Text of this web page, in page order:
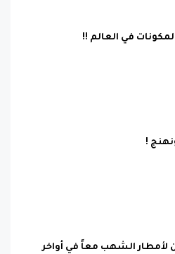
في العالم !!
!
الشهب معاً في أواخر